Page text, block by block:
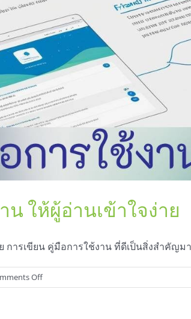
ให้ผู้อ่านเข้าใจง่าย
การเขียน คู่มือการใช้งาน ที่ดีเป็นสิ่งสำคั
Offon
วิธี